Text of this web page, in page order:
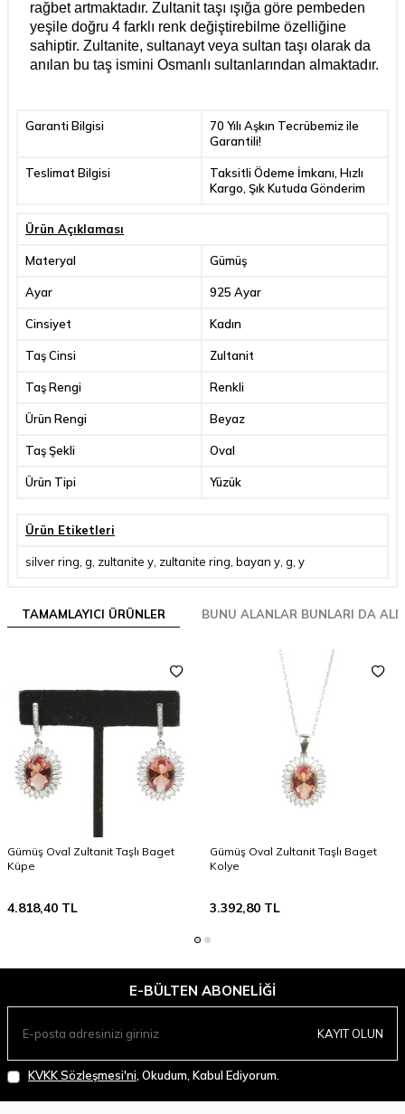
rağbet artmaktadır. Zultanit taşı ışığa göre pembeden
yeşile doğru 4 farklı renk değiştirebilme özelliğine
sahiptir. Zultanite, sultanayt veya sultan taşı olarak da
anılan bu taş ismini Osmanlı sultanlarından almaktadır.
Garanti Bilgisi
70 Yılı Aşkın Tecrübemiz ile
Garantili!
Teslimat Bilgisi
Taksitli Ödeme İmkanı, Hızlı
Kargo, Şık Kutuda Gönderim
Ürün Açıklaması
Materyal Gümüş
Ayar 925 Ayar
Cinsiyet Kadın
Taş Cinsi Zultanit
Taş Rengi Renkli
Ürün Rengi Beyaz
Taş Şekli Oval
Ürün Tipi Yüzük
Ürün Etiketleri
silver ring g zultanite y zultanite ring bayan y g y
TAMAMLAYICI ÜRÜNLER BUNU ALANLAR BUNLARI DA
Gümüş Oval Zultanit Taşlı Baget
Küpe
4.818,40 TL
Gümüş Oval Zultanit Taşlı Baget
Kolye
3.392,80TL
E-BÜLTEN ABONELIĞI
KAYIT OLUN
KVKK Sözleşmesi'ni, Okudum, Kabul Ediyorum.